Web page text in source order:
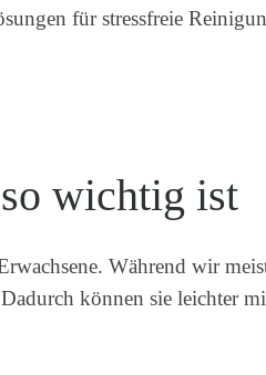
für stressfreie
wichtig ist
Während wir
können sie leichter